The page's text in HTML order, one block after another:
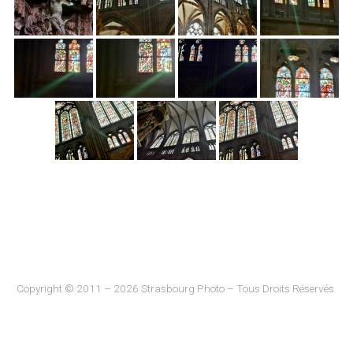
Copyright © 2011 – 2026 Strasbourg Photo – Tous Droits Réservés.